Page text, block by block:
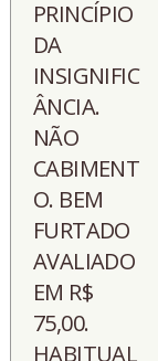
PRINCÍPIO
DA
INSIGNIFIC
ÂNCIA.
NÃO
CABIMENT
O. BEM
FURTADO
AVALIADO
EM R$
75,00.
HABITUAL